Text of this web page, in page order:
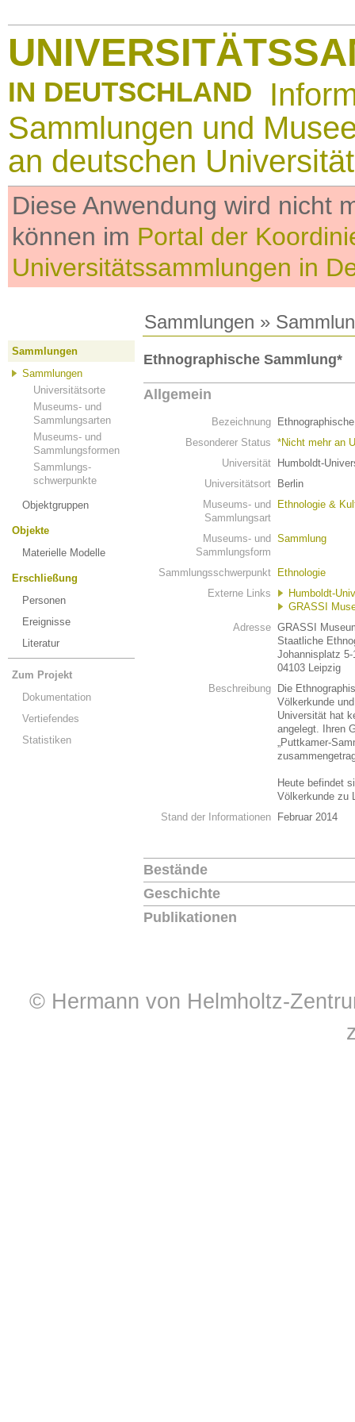
IN DEUTSCHLAND
Sammlungen und
an deutschen
Diese Anwendung wird nicht
können im Portal der
Universitätssammlungen in
Sammlungen »
Sammlungen
Sammlungen
Universitätsorte
Museums- und
Sammlungsarten
Museums- und
Sammlungsformen
Sammlungs-
schwerpunkte
Objektgruppen
Objekte
Materielle Modelle
Erschließung
Personen
Ereignisse
Literatur
Zum Projekt
Dokumentation
Vertiefendes
Statistiken
Ethnographische Sammlung*
Allgemein
Bezeichnung
Besonderer Status *Nicht mehr an
Universität
Humboldt-
Universitätsort
Berlin
Museums- und
Sammlungsart
Ethnologie &
Museums- und
Sammlungsform
Sammlung
Sammlungsschwerpunkt
Ethnologie
Externe Links
Humboldt-
GRASSI
Adresse GRASSI
Staatliche
Johannisplatz 5-
04103 Leipzig
Beschreibung
Die
Völkerkunde
Universität hat
angelegt. Ihren
„Puttkamer-
Heute befindet
Völkerkunde zu
Stand der Informationen
Februar 2014
Bestände
Geschichte
Publikationen
© Hermann von Helmholtz-